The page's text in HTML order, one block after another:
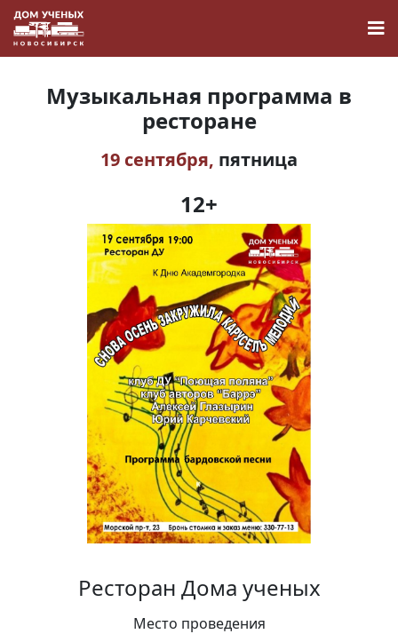
Новости
Наука
О Доме учёных
Виртуальный тур
Контакты
Вакансии
Музыкальная программа в
ресторане
19 сентября, пятница
12+
Ресторан Дома ученых
Место проведения